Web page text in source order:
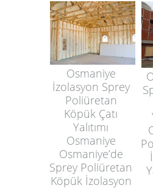
Osmaniye
İzolasyon Sprey
Poliüretan
Köpük Çatı
Yalıtımı
Osmaniye
Osmaniye’de
Sprey Poliüretan
Köpük İzolasyon